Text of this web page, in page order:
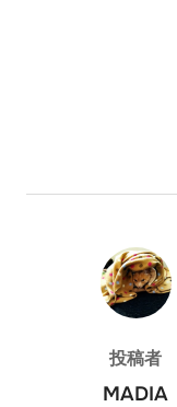
投稿者
投稿者
MADIA